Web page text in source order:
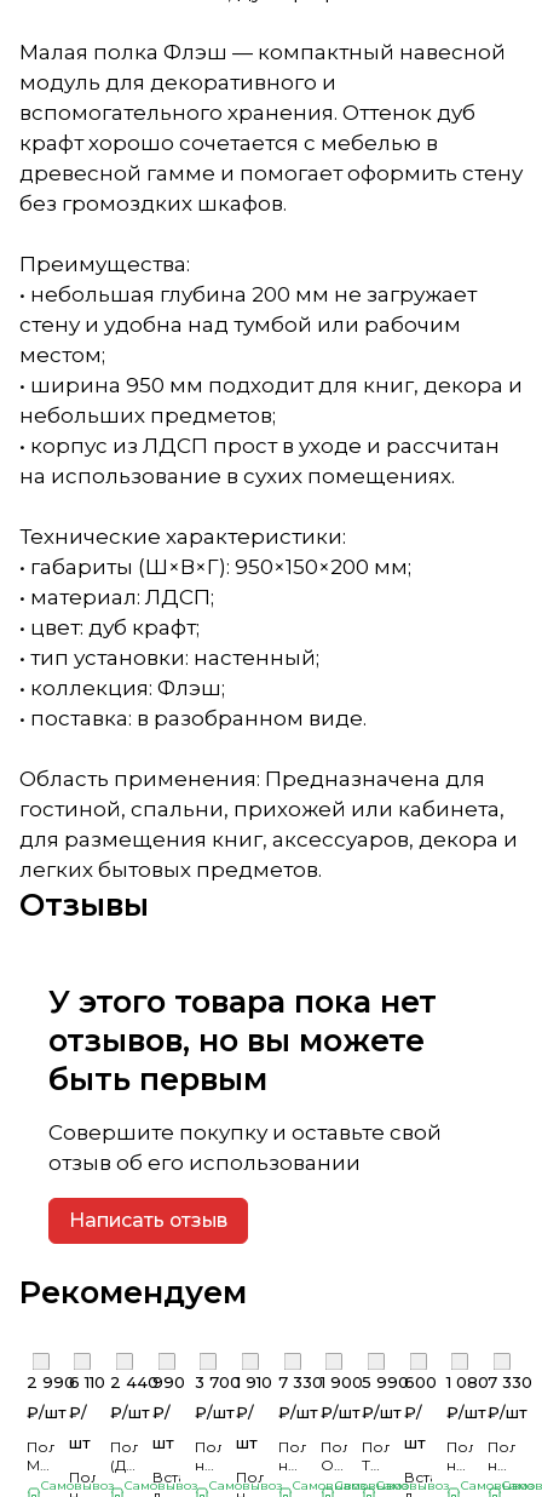
Малая полка Флэш — компактный навесной
модуль для декоративного и
вспомогательного хранения. Оттенок дуб
крафт хорошо сочетается с мебелью в
древесной гамме и помогает оформить стену
без громоздких шкафов.
Преимущества:
• небольшая глубина 200 мм не загружает
стену и удобна над тумбой или рабочим
местом;
• ширина 950 мм подходит для книг, декора и
небольших предметов;
• корпус из ЛДСП прост в уходе и рассчитан
на использование в сухих помещениях.
Технические характеристики:
• габариты (Ш×В×Г): 950×150×200 мм;
• материал: ЛДСП;
• цвет: дуб крафт;
• тип установки: настенный;
• коллекция: Флэш;
• поставка: в разобранном виде.
Область применения: Предназначена для
гостиной, спальни, прихожей или кабинета,
для размещения книг, аксессуаров, декора и
легких бытовых предметов.
Отзывы
У этого товара пока нет
отзывов, но вы можете
быть первым
Совершите покупку и оставьте свой
отзыв об его использовании
Написать отзыв
Рекомендуем
2 990
₽/шт
Полка
Марвэл
16.487
Самовывоз
6 110
₽/
шт
Полка
2 440
₽/шт
Полка
(Дуб
Сонома/
Самовывоз
990
₽/
шт
Вставка
3 700
₽/шт
Полка
настенная
Оливер
Самовывоз
1 910
₽/
шт
Полка
7 330
₽/шт
Полка
навесная
САГА
Самовывоз
1 900
₽/шт
Полка
Остин
16.484
Самовывоз
5 990
₽/шт
Полка
ТИВОЛИ
(ЛДСП
Самовывоз
600
₽/
шт
Вставка
1 080
₽/шт
Полка
навесная
Милан
Самовывоз
7 330
₽/шт
Полка
САГА